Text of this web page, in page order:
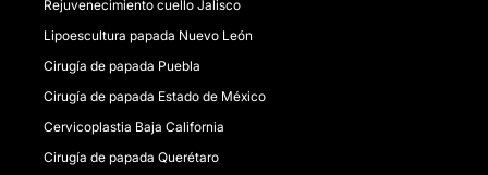
Rejuvenecimiento cuello Jalisco
Lipoescultura papada Nuevo León
Cirugía de papada Puebla
Cirugía de papada Estado de México
Cervicoplastia Baja California
Cirugía de papada Querétaro